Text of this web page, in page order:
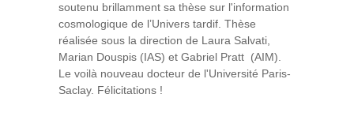
soutenu brillamment sa thèse sur l'information
cosmologique de l’Univers tardif. Thèse
réalisée sous la direction de Laura Salvati,
Marian Douspis (IAS) et Gabriel Pratt (AIM).
Le voilà nouveau docteur de l'Université Paris-
Saclay. Félicitations !